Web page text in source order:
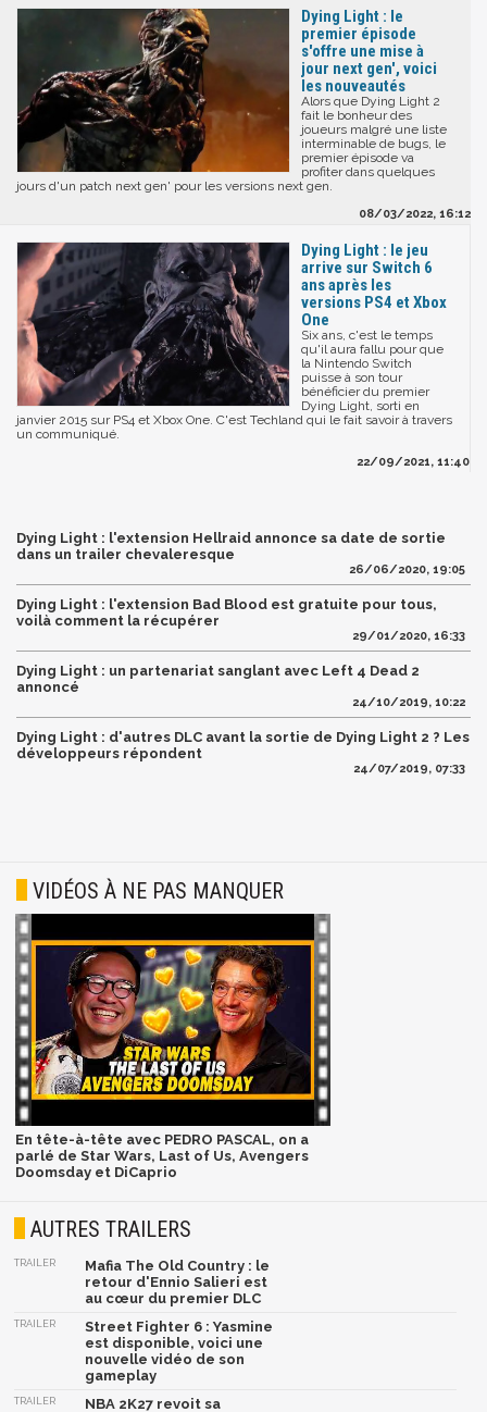
Dying Light : le
premier épisode
s'offre une mise à
jour next gen', voici
les nouveautés
Alors que Dying Light 2
fait le bonheur des
joueurs malgré une liste
interminable de bugs, le
premier épisode va
profiter dans quelques
jours d'un patch next gen' pour les versions next gen.
08/03/2022, 16:12
Dying Light : le jeu
arrive sur Switch 6
ans après les
versions PS4 et Xbox
One
Six ans, c'est le temps
qu'il aura fallu pour que
la Nintendo Switch
puisse à son tour
bénéficier du premier
Dying Light, sorti en
janvier 2015 sur PS4 et Xbox One. C'est Techland qui le fait savoir à travers
un communiqué.
22/09/2021, 11:40
Dying Light : l'extension Hellraid annonce sa date de sortie
dans un trailer chevaleresque
26/06/2020, 19:05
Dying Light : l'extension Bad Blood est gratuite pour tous,
voilà comment la récupérer
29/01/2020, 16:33
Dying Light : un partenariat sanglant avec Left 4 Dead 2
annoncé
24/10/2019, 10:22
Dying Light : d'autres DLC avant la sortie de Dying Light 2 ? Les
développeurs répondent
24/07/2019, 07:33
VIDÉOS À NE PAS MANQUER
En tête-à-tête avec PEDRO PASCAL, on a
parlé de Star Wars, Last of Us, Avengers
Doomsday et DiCaprio
AUTRES TRAILERS
TRAILER
Mafia The Old Country : le
retour d'Ennio Salieri est
au cœur du premier DLC
TRAILER
Street Fighter 6 : Yasmine
est disponible, voici une
nouvelle vidéo de son
gameplay
TRAILER
NBA 2K27 revoit sa